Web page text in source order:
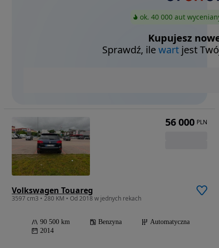
ok. 40 000 aut
Kupujesz
Sprawdź, ilewart jest
Volkswagen Touareg
3597 cm3 • 280 KM • Od 2018 w jednych rekach
90 500 km Benzyna
Automatyczna
2014
56 000 PLN